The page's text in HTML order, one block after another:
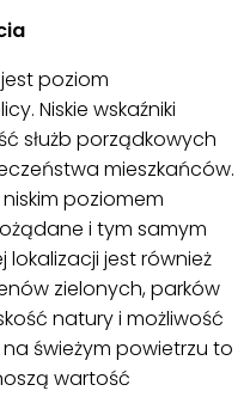
poziom
Niskie wskaźniki
służb porządkowych
mieszkańców.
poziomem
i tym samym
lokalizacji jest również
zielonych, parków
natury i możliwość
świeżym powietrzu to
wartość